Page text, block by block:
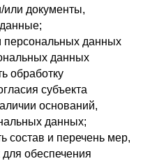
документы,
персональных данных
данных
обработку
субъекта
оснований,
данных;
состав и перечень мер,
обеспечения